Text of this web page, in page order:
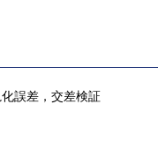
誤差，交差検証